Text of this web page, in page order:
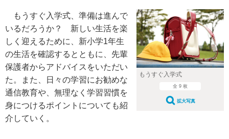
もうすぐ入学式
全 9 枚
拡大写真
もうすぐ入学式、準備は進んで
いるだろうか？ 新しい生活を楽
しく迎えるために、新小学1年生
の生活を確認するとともに、先輩
保護者からアドバイスをいただい
た。また、日々の学習にお勧めな
通信教育や、無理なく学習習慣を
身につけるポイントについても紹
介していく。